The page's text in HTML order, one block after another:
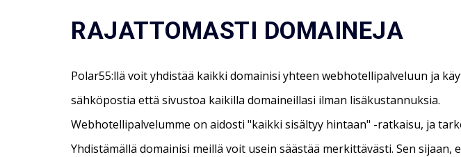
RAJATTOMASTI DOMAINEJA
Polar55:llä voit yhdistää kaikki domainisi yhteen webhotellipalveluun ja
sähköpostia että sivustoa kaikilla domaineillasi ilman lisäkustannuksia.
Webhotellipalvelumme on aidosti "kaikki sisältyy hintaan" -ratkaisu, ja
Yhdistämällä domainisi meillä voit usein säästää merkittävästi. Sen sijaan,